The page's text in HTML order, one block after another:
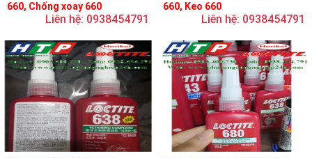
660, Chống xoay 660
Liên hệ: 0938454791
660, Keo 660
Liên hệ: 0938454791